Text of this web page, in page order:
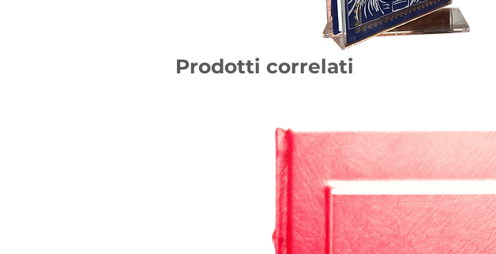
Prodotti correlati